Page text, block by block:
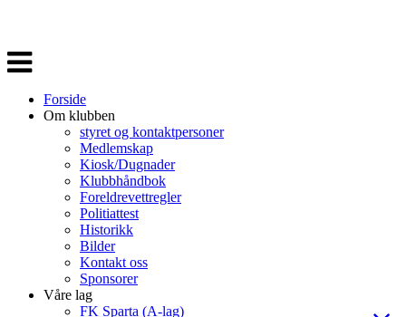
Veksle
navigasjon
Forside
Om klubben
styret og kontaktpersoner
Medlemskap
Kiosk/Dugnader
Klubbhåndbok
Foreldrevettregler
Politiattest
Historikk
Bilder
Kontakt oss
Sponsorer
Våre lag
FK Sparta (A-lag)